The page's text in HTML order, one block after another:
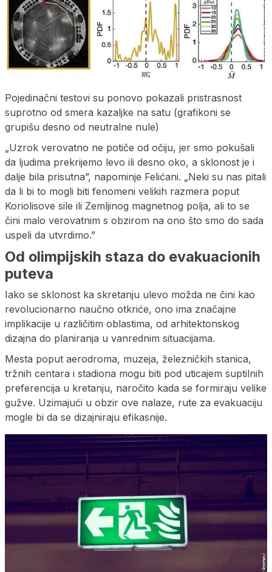
Pojedinačni testovi su ponovo pokazali pristrasnost
suprotno od smera kazaljke na satu (grafikoni se
grupišu desno od neutralne nule)
„Uzrok verovatno ne potiče od očiju, jer smo pokušali
da ljudima prekrijemo levo ili desno oko, a sklonost je i
dalje bila prisutna”, napominje Felićani. „Neki su nas pitali
da li bi to mogli biti fenomeni velikih razmera poput
Koriolisove sile ili Zemljinog magnetnog polja, ali to se
čini malo verovatnim s obzirom na ono što smo do sada
uspeli da utvrdimo.”
Od olimpijskih staza do evakuacionih
puteva
Iako se sklonost ka skretanju ulevo možda ne čini kao
revolucionarno naučno otkriće, ono ima značajne
implikacije u različitim oblastima, od arhitektonskog
dizajna do planiranja u vanrednim situacijama.
Mesta poput aerodroma, muzeja, železničkih stanica,
tržnih centara i stadiona mogu biti pod uticajem suptilnih
preferencija u kretanju, naročito kada se formiraju velike
gužve. Uzimajući u obzir ove nalaze, rute za evakuaciju
mogle bi da se dizajniraju efikasnije.